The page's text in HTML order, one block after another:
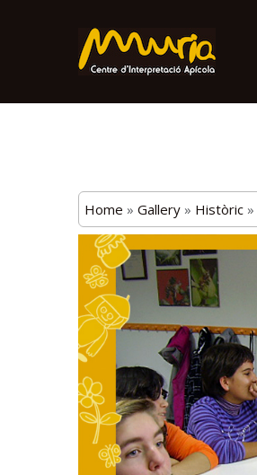
Home » Gallery » Històric »